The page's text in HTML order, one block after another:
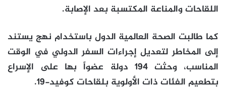
اللقاحات والمناعة المكتسبة بعد الإصابة.
كما طالبت الصحة العالمية الدول باستخدام نهج يستند
إلى المخاطر لتعديل إجراءات السفر الدولي في الوقت
المناسب، وحثت 194 دولة عضواً بها على الإسراع
بتطعيم الفئات ذات الأولوية بلقاحات كوفيد-19.